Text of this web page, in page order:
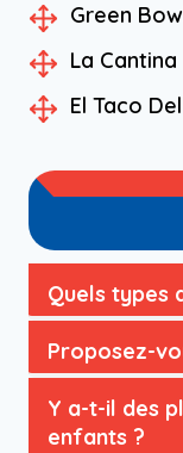
Green
La Cantina
El Taco
Quels types
Proposez-
Y a-t-il des
enfants ?